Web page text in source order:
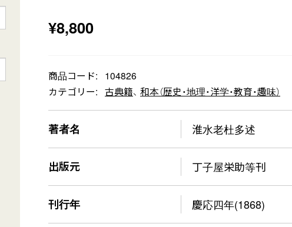
¥8,800
商品コード:
104826
カテゴリー: 古典籍、 和本（歴史・地理・洋学・教育・趣味）
著者名 淮水老杜多述
出版元 丁子屋栄助等刊
刊行年 慶応四年(1868)